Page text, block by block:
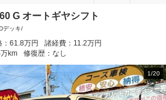
G オートギヤシフト
デッキ/
61.8万円 諸経費： 11.2万円
万km 修復歴： なし
1/20